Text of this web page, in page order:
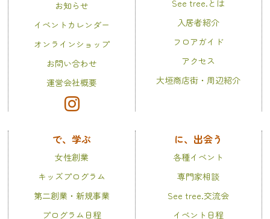
お知らせ
イベントカレンダー
オンラインショップ
お問い合わせ
運営会社概要
See tree.とは
入居者紹介
フロアガイド
アクセス
大垣商店街・周辺紹介
で、学ぶ
女性創業
キッズプログラム
第二創業・新規事業
プログラム日程
に、出会う
各種イベント
専門家相談
See tree.交流会
イベント日程